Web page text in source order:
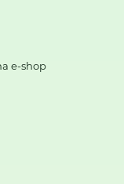
e-shop